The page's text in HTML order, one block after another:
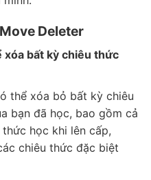
Deleter
xóa bất kỳ chiêu thức
thể xóa bỏ bất kỳ chiêu
bạn đã học, bao gồm cả
học khi lên cấp,
chiêu thức đặc biệt